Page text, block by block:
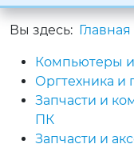
Вы здесь: Главная
Компьютеры
Оргтехника и
Запчасти и
ПК
Запчасти и